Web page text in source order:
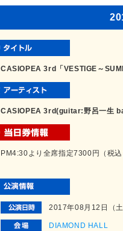
CASIOPEA 3rd「VESTIGE～
CASIOPEA 3rd(guitar:野呂一生
PM4:30より全席指定7300円（税込
2017年08月12日（
DIAMOND HALL